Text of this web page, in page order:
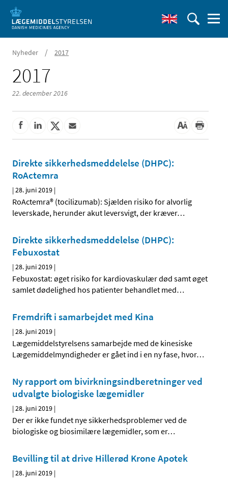
Nyheder / 2017
2017
22. december 2016
Direkte sikkerhedsmeddelelse (DHPC):
RoActemra
|28. juni 2019 |
RoActemra® (tocilizumab): Sjælden risiko for alvorlig
leverskade, herunder akut leversvigt, der kræver…
Direkte sikkerhedsmeddelelse (DHPC):
Febuxostat
|28. juni 2019 |
Febuxostat: øget risiko for kardiovaskulær død samt øget
samlet dødelighed hos patienter behandlet med…
Fremdrift i samarbejdet med Kina
|28. juni 2019 |
Lægemiddelstyrelsens samarbejde med de kinesiske
Lægemiddelmyndigheder er gået ind i en ny fase, hvor…
Ny rapport om bivirkningsindberetninger ved
udvalgte biologiske lægemidler
|28. juni 2019 |
Der er ikke fundet nye sikkerhedsproblemer ved de
biologiske og biosimilære lægemidler, som er…
Bevilling til at drive Hillerød Krone Apotek
|28. juni 2019 |